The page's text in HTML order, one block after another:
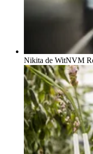
Nikita de WitNVM